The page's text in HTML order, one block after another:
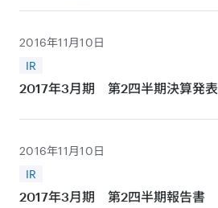
2016年11月10日
IR
2017年3月期 第2四半期決算発表
2016年11月10日
IR
2017年3月期 第2四半期報告書